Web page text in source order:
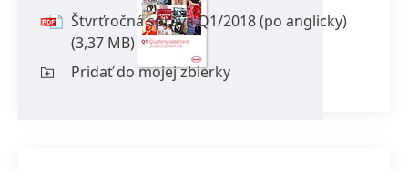
Štvrťročná správa Q1/2018(po anglicky)
(3,37 MB)
Pridať do mojej zbierky